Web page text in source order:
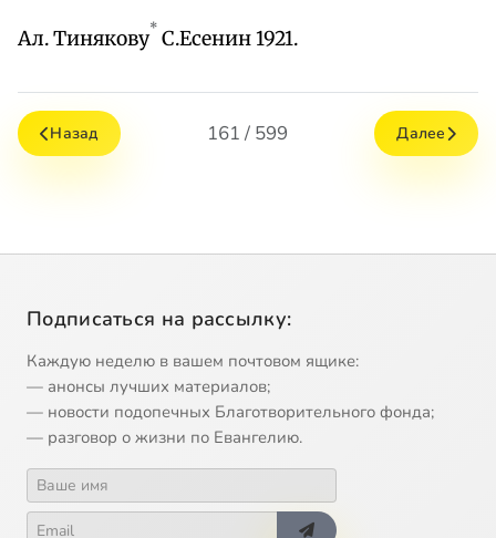
Ал. Тинякову* С.Есенин 1921.
Назад 161 / 599 Далее
Подписаться на рассылку:
Каждую неделю в вашем почтовом ящике:
— анонсы лучших материалов;
— новости подопечных Благотворительного фонда;
— разговор о жизни по Евангелию.